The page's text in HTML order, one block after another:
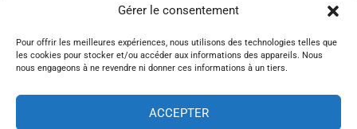
Gérer le consentement
Pour offrir les meilleures expériences, nous utilisons des technologies telles que
les cookies pour stocker et/ou accéder aux informations des appareils. Nous
nous engageons à ne revendre ni donner ces informations à un tiers.
ACCEPTER
UDMJC Moselle
© Maison des Jeunes et de la Culture de Saint-Avold 2026